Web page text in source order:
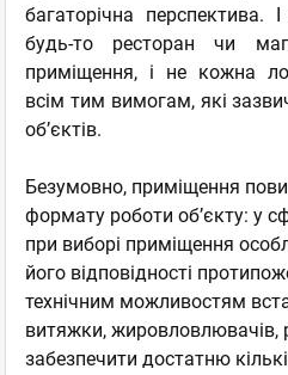
багаторічна перспектива.
будь-то ресторан чи
приміщення, і не кожна
всім тим вимогам, які
об’єктів.
Безумовно, приміщення
формату роботи об’єкту: у
при виборі приміщення
його відповідності
технічним можливостям
витяжки, жировловлювачів,
забезпечити достатню